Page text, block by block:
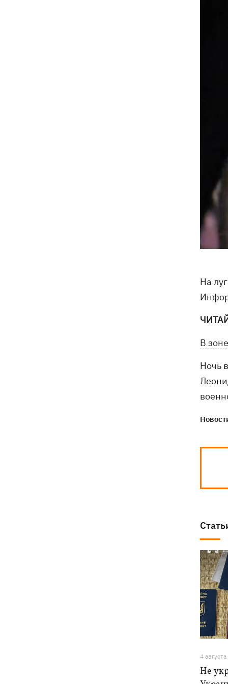
На
В
Ночь
4 августа
Не